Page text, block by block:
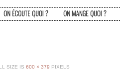
SIZE IS 600 × 379 PIXELS